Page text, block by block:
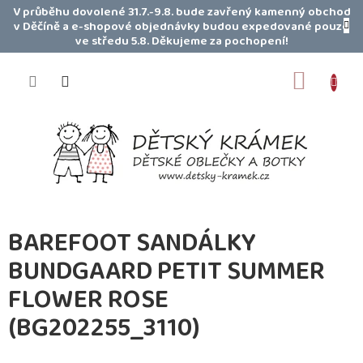
PřejítV průběhu dovolené 31.7.-9.8. bude zavřený kamenný obchod
v Děčíně a e-shopové objednávky budou expedované pouze
ve středu 5.8. Děkujeme za pochopení!
BAREFOOT SANDÁLKY
BUNDGAARD PETIT SUMMER
FLOWER ROSE
(BG202255_3110)